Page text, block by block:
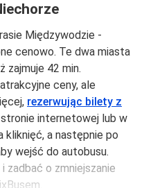
Międzywodzie -
cenowo. Te dwa miasta
zajmuje 42 min.
ceny, ale
rezerwując bilety z
stronie internetowej lub w
kliknięć, a następnie po
wejść do autobusu.
zadbać o zmniejszanie